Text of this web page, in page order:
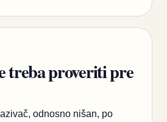
treba proveriti pre
odnosno nišan, po